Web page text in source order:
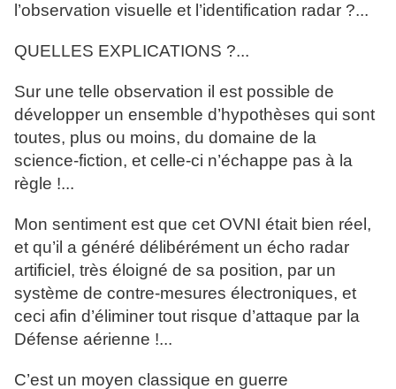
l’observation visuelle et l’identification radar ?...
QUELLES EXPLICATIONS ?...
Sur une telle observation il est possible de
développer un ensemble d’hypothèses qui sont
toutes, plus ou moins, du domaine de la
science-fiction, et celle-ci n’échappe pas à la
règle !...
Mon sentiment est que cet OVNI était bien réel,
et qu’il a généré délibérément un écho radar
artificiel, très éloigné de sa position, par un
système de contre-mesures électroniques, et
ceci afin d’éliminer tout risque d’attaque par la
Défense aérienne !...
C’est un moyen classique en guerre